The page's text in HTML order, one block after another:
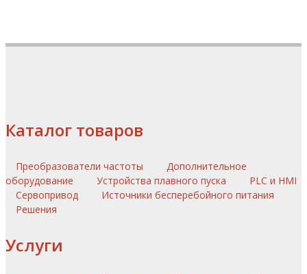
Каталог товаров
Преобразователи частоты
Дополнительное
оборудование
Устройства плавного пуска
PLC и HMI
Сервопривод
Источники бесперебойного питания
Решения
Услуги